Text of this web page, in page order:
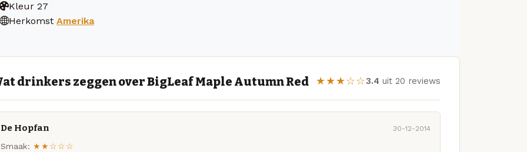
Kleur 27
Herkomst Amerika
drinkers zeggen over BigLeaf Maple Autumn Red ★★★☆☆3.4 uit 20 reviews
De Hopfan 30-12-2014
Smaak: ★★☆☆☆